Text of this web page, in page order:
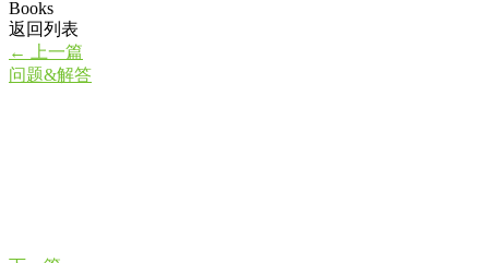
Books
返回列表
←
上一篇
问题&解答